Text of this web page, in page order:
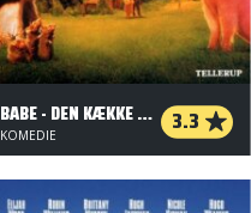
BABE - DEN KÆKKE GRIS 3.3
KOMEDIE